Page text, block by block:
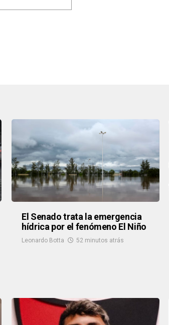
El Senado trata la emergencia
hídrica por el fenómeno El Niño
Leonardo Botta 52 minutos atrás